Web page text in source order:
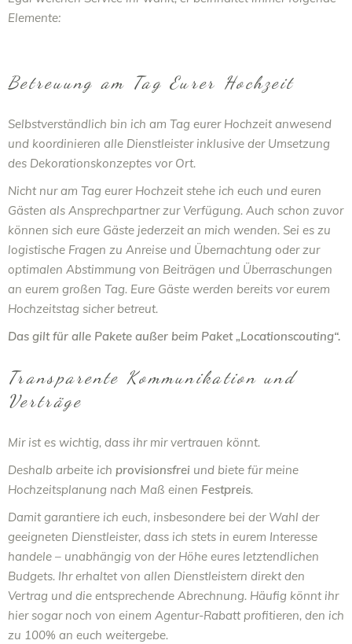
Elemente:
Betreuung am Tag Eurer Hochzeit
Selbstverständlich bin ich am Tag eurer Hochzeit anwesend
und koordinieren alle Dienstleister inklusive der Umsetzung
des Dekorationskonzeptes vor Ort.
Nicht nur am Tag eurer Hochzeit stehe ich euch und euren
Gästen als Ansprechpartner zur Verfügung. Auch schon zuvor
können sich eure Gäste jederzeit an mich wenden. Sei es zu
logistische Fragen zu Anreise und Übernachtung oder zur
optimalen Abstimmung von Beiträgen und Überraschungen
an eurem großen Tag. Eure Gäste werden bereits vor eurem
Hochzeitstag sicher betreut.
Das gilt für alle Pakete außer beim Paket „Locationscouting“.
Transparente Kommunikation und
Verträge
Mir ist es wichtig, dass ihr mir vertrauen könnt.
Deshalb arbeite ich provisionsfrei und biete für meine
Hochzeitsplanung nach Maß einen Festpreis.
Damit garantiere ich euch, insbesondere bei der Wahl der
geeigneten Dienstleister, dass ich stets in eurem Interesse
handele – unabhängig von der Höhe eures letztendlichen
Budgets. Ihr erhaltet von allen Dienstleistern direkt den
Vertrag und die entsprechende Abrechnung. Häufig könnt ihr
hier sogar noch von einem Agentur-Rabatt profitieren, den ich
zu 100% an euch weitergebe.